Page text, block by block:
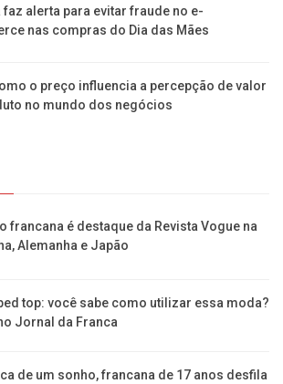
faz alerta para evitar fraude no e-
nas compras do Dia das Mães
o preço influencia a percepção de valor
no mundo dos negócios
francana é destaque da Revista Vogue na
Alemanha e Japão
top: você sabe como utilizar essa moda?
Jornal da Franca
de um sonho, francana de 17 anos desfila